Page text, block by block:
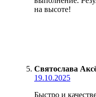
на высоте!
Святослава
19.10.2025
Быстро и